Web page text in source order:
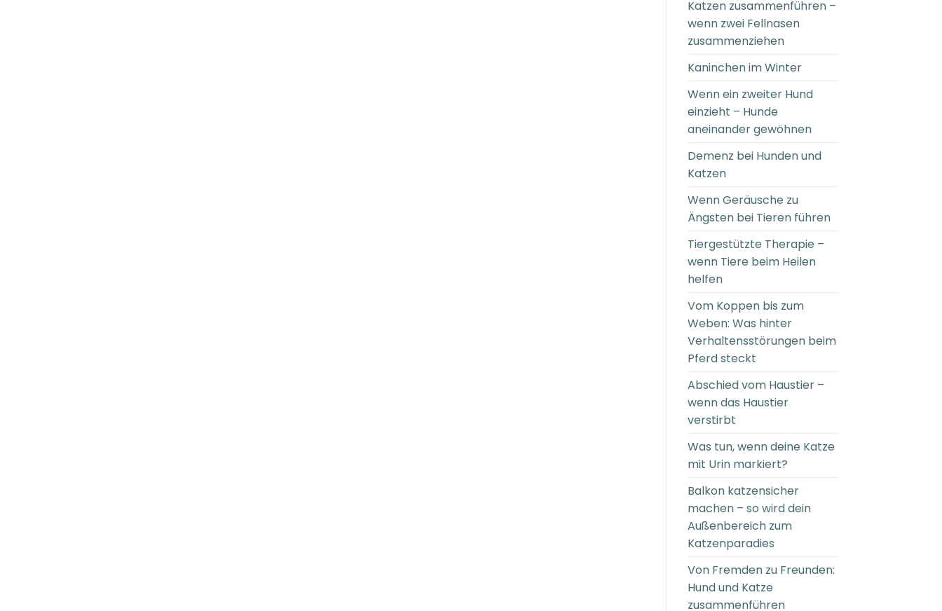
Katzen zusammenführen –
wenn zwei Fellnasen
zusammenziehen
Kaninchen im Winter
Wenn ein zweiter Hund
einzieht – Hunde
aneinander gewöhnen
Demenz bei Hunden und
Katzen
Wenn Geräusche zu
Ängsten bei Tieren führen
Tiergestützte Therapie –
wenn Tiere beim Heilen
helfen
Vom Koppen bis zum
Weben: Was hinter
Verhaltensstörungen beim
Pferd steckt
Abschied vom Haustier –
wenn das Haustier
verstirbt
Was tun, wenn deine Katze
mit Urin markiert?
Balkon katzensicher
machen – so wird dein
Außenbereich zum
Katzenparadies
Von Fremden zu Freunden:
Hund und Katze
zusammenführen